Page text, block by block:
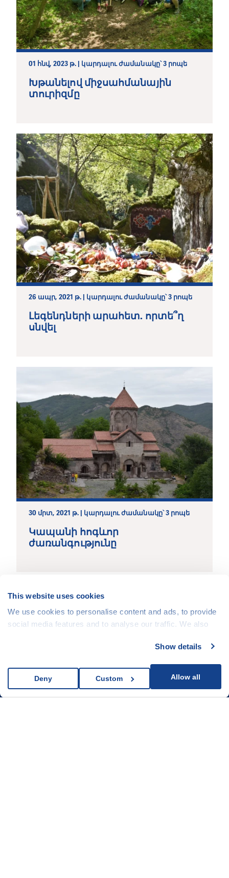
This website uses cookies
We use cookies to personalise content and ads, to provide
social media features and to analyse our traffic. We also
media, advertising and analytics partners who may
them or that they’ve collected from your use of their
Show details
Allow all
Custom
Deny
01 հնվ, 2023 թ. | կարդալու ժամանակը՝ 3 րոպե
Խթանելով միջսահմանային
տուրիզմը
26 ապր, 2021 թ. | կարդալու ժամանակը՝ 3 րոպե
Լեգենդների արահետ. որտե՞ղ
սնվել
30 մրտ, 2021 թ. | կարդալու ժամանակը՝ 3 րոպե
Կապանի հոգևոր
ժառանգությունը
ԱՅԼ ՀՈԴՎԱԾՆԵՐ